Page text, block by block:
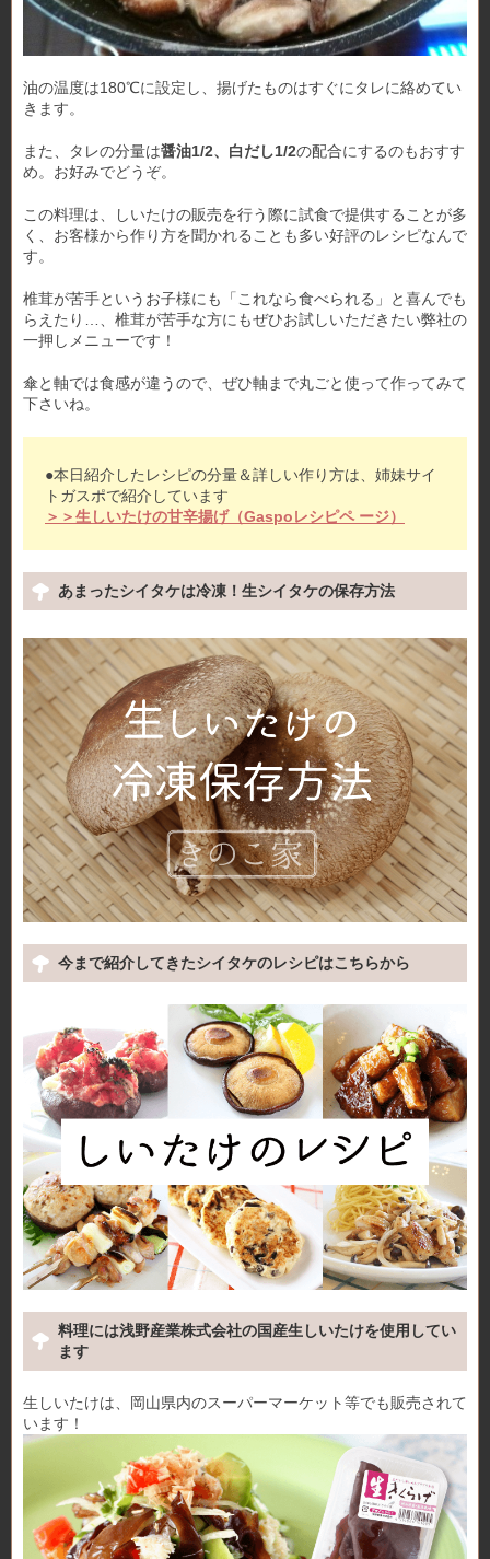
油の温度は180℃に設定し、揚げたものはすぐにタレに絡めてい
きます。
また、タレの分量は醤油1/2、白だし1/2の配合にするのもおすす
め。お好みでどうぞ。
この料理は、しいたけの販売を行う際に試食で提供することが多
く、お客様から作り方を聞かれることも多い好評のレシピなんで
す。
椎茸が苦手というお子様にも「これなら食べられる」と喜んでも
らえたり…、椎茸が苦手な方にもぜひお試しいただきたい弊社の
一押しメニューです！
傘と軸では食感が違うので、ぜひ軸まで丸ごと使って作ってみて
下さいね。
●本日紹介したレシピの分量＆詳しい作り方は、姉妹サイ
トガスポで紹介しています
＞＞生しいたけの甘辛揚げ（Gaspoレシピペ ージ）
あまったシイタケは冷凍！生シイタケの保存方法
今まで紹介してきたシイタケのレシピはこちらから
料理には浅野産業株式会社の国産生しいたけを使用してい
ます
生しいたけは、岡山県内のスーパーマーケット等でも販売されて
います！